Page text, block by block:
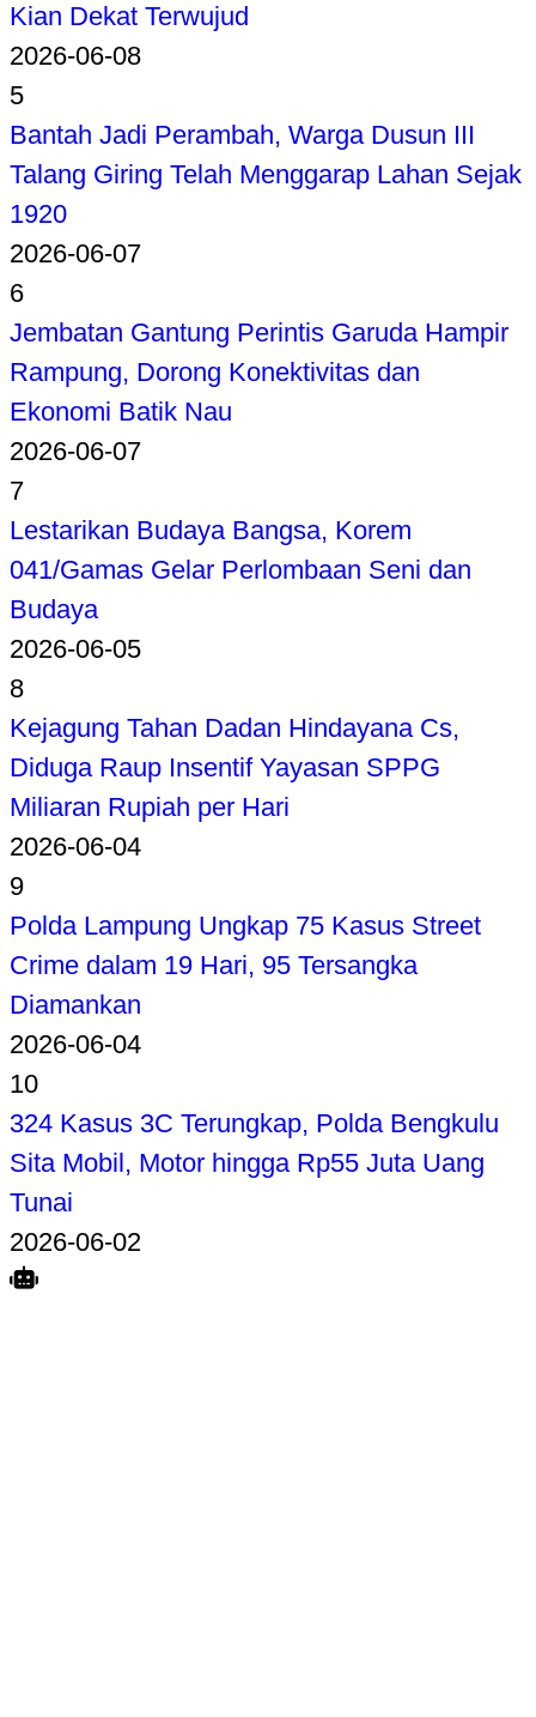
Kian Dekat Terwujud
2026-06-08
5
Bantah Jadi Perambah, Warga Dusun III
Talang Giring Telah Menggarap Lahan Sejak
1920
2026-06-07
6
Jembatan Gantung Perintis Garuda Hampir
Rampung, Dorong Konektivitas dan
Ekonomi Batik Nau
2026-06-07
7
Lestarikan Budaya Bangsa, Korem
041/Gamas Gelar Perlombaan Seni dan
Budaya
2026-06-05
8
Kejagung Tahan Dadan Hindayana Cs,
Diduga Raup Insentif Yayasan SPPG
Miliaran Rupiah per Hari
2026-06-04
9
Polda Lampung Ungkap 75 Kasus Street
Crime dalam 19 Hari, 95 Tersangka
Diamankan
2026-06-04
10
324 Kasus 3C Terungkap, Polda Bengkulu
Sita Mobil, Motor hingga Rp55 Juta Uang
Tunai
2026-06-02